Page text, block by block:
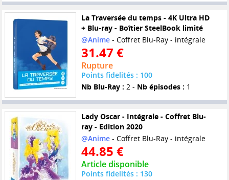
La Traversée du temps - 4K Ultra HD
+ Blu-ray - Boîtier SteelBook limité
@Anime- Coffret Blu-Ray - intégrale
31.47 €
Rupture
Points fidelités : 100
Nb Blu-Ray : 2 - Nb épisodes : 1
Lady Oscar - Intégrale - Coffret Blu-
ray - Edition 2020
@Anime- Coffret Blu-Ray - intégrale
44.85 €
Article disponible
Points fidelités : 130